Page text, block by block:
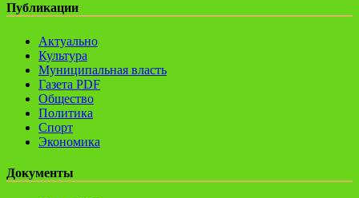
Публикации
Актуально
Культура
Муниципальная власть
Газета PDF
Общество
Политика
Спорт
Экономика
Документы